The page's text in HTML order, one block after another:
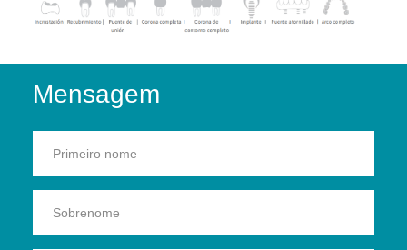
Mensagem